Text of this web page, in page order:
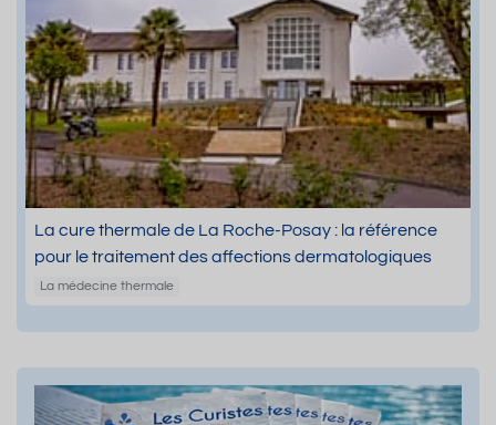
La cure thermale de La Roche-Posay : la référence
pour le traitement des affections dermatologiques
La médecine thermale